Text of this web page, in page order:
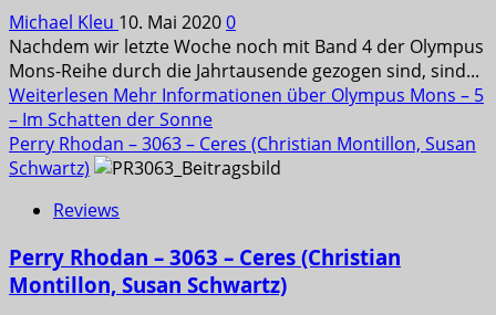
Michael Kleu 10. Mai 20200
Nachdem wir letzte Woche noch mit Band 4 der Olympus
Mons-Reihe durch die Jahrtausende gezogen sind, sind...
Weiterlesen Mehr Informationen über Olympus Mons – 5
– Im Schatten der Sonne
Perry Rhodan – 3063 – Ceres (Christian Montillon, Susan
Schwartz)
Reviews
Perry Rhodan – 3063 – Ceres (Christian
Montillon, Susan Schwartz)